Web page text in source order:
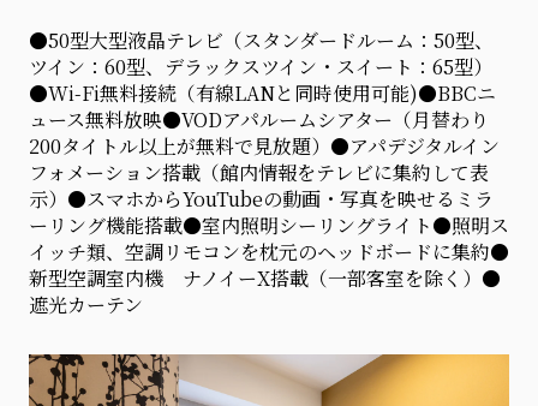
●50型大型液晶テレビ（スタンダードルーム：50型、
ツイン：60型、デラックスツイン・スイート：65型）
●Wi-Fi無料接続（有線LANと同時使用可能)●BBCニ
ュース無料放映●VODアパルームシアター（月替わり
200タイトル以上が無料で見放題）●アパデジタルイン
フォメーション搭載（館内情報をテレビに集約して表
示）●スマホからYouTubeの動画・写真を映せるミラ
ーリング機能搭載●室内照明シーリングライト●照明ス
イッチ類、空調リモコンを枕元のヘッドボードに集約●
新型空調室内機 ナノイーX搭載（一部客室を除く）●
遮光カーテン